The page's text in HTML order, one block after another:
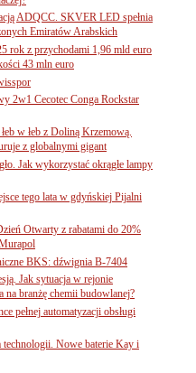
ADQCC. SKVER LED spełnia
Emiratów Arabskich
rok z przychodami 1,96 mld euro
43 mln euro
2w1 Cecotec Conga Rockstar
w łeb z Doliną Krzemową.
z globalnymi gigant
Jak wykorzystać okrągłe lampy
tego lata w gdyńskiej Pijalni
Otwarty z rabatami do 20%
BKS: dźwignia B-7404
Jak sytuacja w rejonie
branżę chemii budowlanej?
pełnej automatyzacji obsługi
technologii. Nowe baterie Kay i